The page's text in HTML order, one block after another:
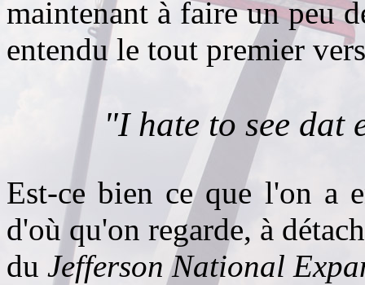
maintenant à faire un peu
entendu le tout premier
"I hate to see dat
Est-ce bien ce que l'on a
d'où qu'on regarde, à
du Jefferson National